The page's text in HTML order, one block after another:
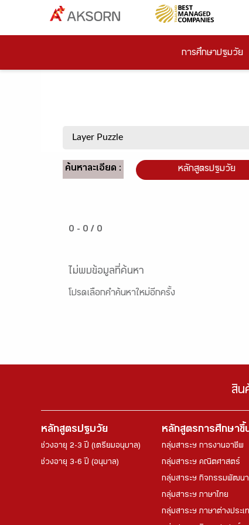
การศึกษาปฐมวัย
ค้นหาละเอียด : หลักสูตรปฐมวัย
0 - 0 / 0
ไม่พบข้อมูลที่ค้นหา
โปรดเลือกคำค้นหาใหม่อีกครั้ง
สิน
หลักสูตรปฐมวัย
ช่วงอายุ 2-3 ปี (เตรียมอนุบาล)
ช่วงอายุ 3-6 ปี (อนุบาล)
หลักสูตรการศึกษาขึ้
กลุ่มสาระฯ การงานอาชีพ
กลุ่มสาระฯ คณิตศาสตร์
กลุ่มสาระฯ กิจกรรมพัฒนา
กลุ่มสาระฯ ภาษาไทย
กลุ่มสาระฯ ภาษาต่างประเ